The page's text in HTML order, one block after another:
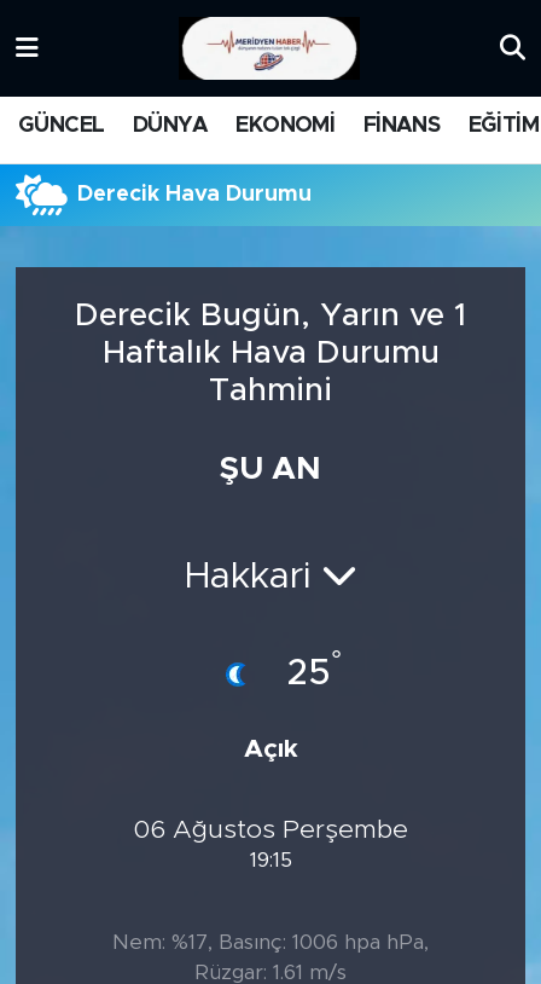
GÜNCEL DÜNYA EKONOMİ FİNANS EĞİTİM
Derecik Hava Durumu
Derecik Bugün, Yarın ve 1
Haftalık Hava Durumu
Tahmini
ŞU AN
Hakkari
25°
Açık
06 Ağustos Perşembe
19:15
Nem: %17, Basınç: 1006 hpa hPa,
Rüzgar: 1.61 m/s
FİNANS
BİLİM-TEKNOLOJİ
DİNİ
Süper Lig Puan Durumu ve Fikstür
Tüm Manşetler
Son Dakika Haberleri